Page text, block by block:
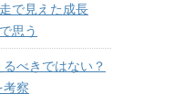
で見えた成長
思う
るべきではない？
考察